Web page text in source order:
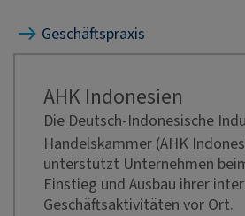
Geschäftspraxis
AHK Indonesien
Die Deutsch-Indonesische
Handelskammer (AHK
unterstützt Unternehmen
Einstieg und Ausbau ihrer
Geschäftsaktivitäten vor Ort.